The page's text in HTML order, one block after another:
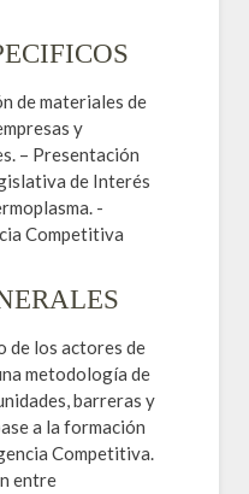
de materiales de
y
– Presentación
de Interés
-
Competitiva
de los actores de
metodología de
barreras y
a la formación
Competitiva.
entre